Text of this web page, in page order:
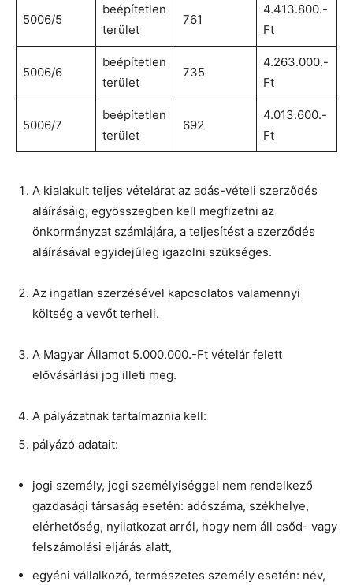
5006/5
beépítetlen
terület
761
4.413.800.-
Ft
5006/6
beépítetlen
terület
735
4.263.000.-
Ft
5006/7
beépítetlen
terület
692
4.013.600.-
Ft
A kialakult teljes vételárat az adás-vételi szerződés
aláírásáig, egyösszegben kell megfizetni az
önkormányzat számlájára, a teljesítést a szerződés
aláírásával egyidejűleg igazolni szükséges.
Az ingatlan szerzésével kapcsolatos valamennyi
költség a vevőt terheli.
A Magyar Államot 5.000.000.-Ft vételár felett
elővásárlási jog illeti meg.
A pályázatnak tartalmaznia kell:
pályázó adatait:
jogi személy, jogi személyiséggel nem rendelkező
gazdasági társaság esetén: adószáma, székhelye,
elérhetőség, nyilatkozat arról, hogy nem áll csőd- vagy
felszámolási eljárás alatt,
egyéni vállalkozó, természetes személy esetén: név,